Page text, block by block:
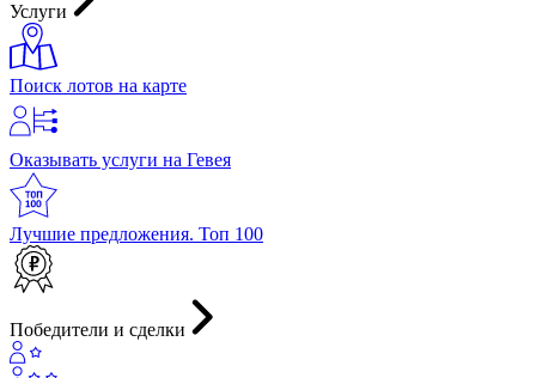
Услуги
Поиск лотов на карте
Оказывать услуги на Гевея
Лучшие предложения. Топ 100
Победители и сделки